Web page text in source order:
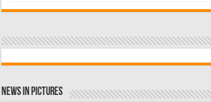
News in Pictures